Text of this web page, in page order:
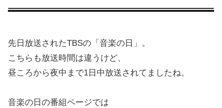
先日放送されたTBSの「音楽の日」。
こちらも放送時間は違うけど、
昼ころから夜中まで1日中放送されてましたね。
音楽の日の番組ページでは